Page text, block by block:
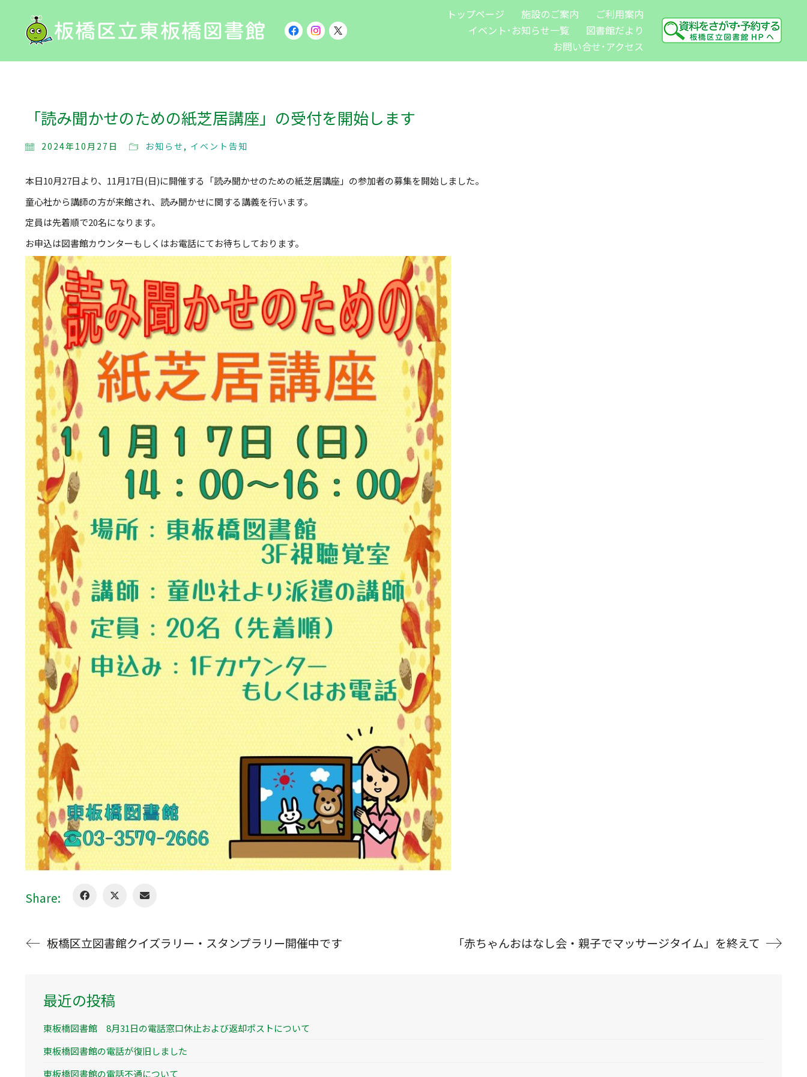
トップページ 施設のご案内
ご利用案内
イベント･お知らせ一覧
図書館だより
お問い合せ･アクセス
「読み聞かせのための紙芝居講座」の受付を開始します
2024年10月27日 お知らせ , イベント告知
本日10月27日より、11月17日(日)に開催する「読み聞かせのための紙芝居講座」の参加者の募集を開始しました。
童心社から講師の方が来館され、読み聞かせに関する講義を行います。
定員は先着順で20名になります。
お申込は図書館カウンターもしくはお電話にてお待ちしております。
Share:
板橋区立図書館クイズラリー・スタンプラリー開催中です 「赤ちゃんおはなし会・親子でマッサージタイム」を終えて
最近の投稿
東板橋図書館 8月31日の電話窓口休止および返却ポストについて
東板橋図書館の電話が復旧しました
東板橋図書館の電話不通について